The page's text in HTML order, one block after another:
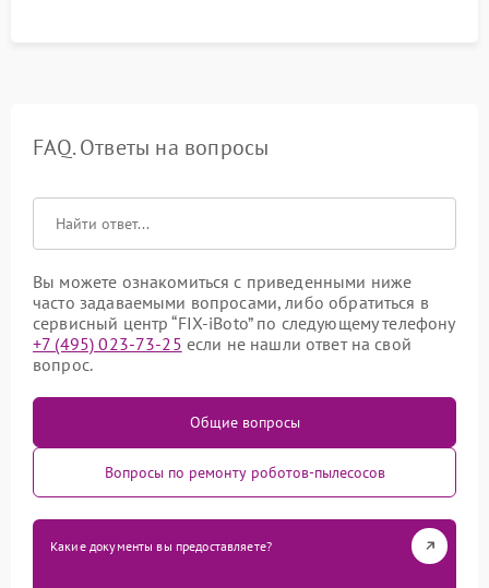
FAQ. Ответы на вопросы
Вы можете ознакомиться с приведенными ниже
часто задаваемыми вопросами, либо обратиться в
сервисный центр “FIX-iBoto” по следующему телефону
+7 (495) 023-73-25 если не нашли ответ на свой
вопрос.
Общие вопросы
Вопросы по ремонту роботов-пылесосов
Какие документы вы предоставляете?